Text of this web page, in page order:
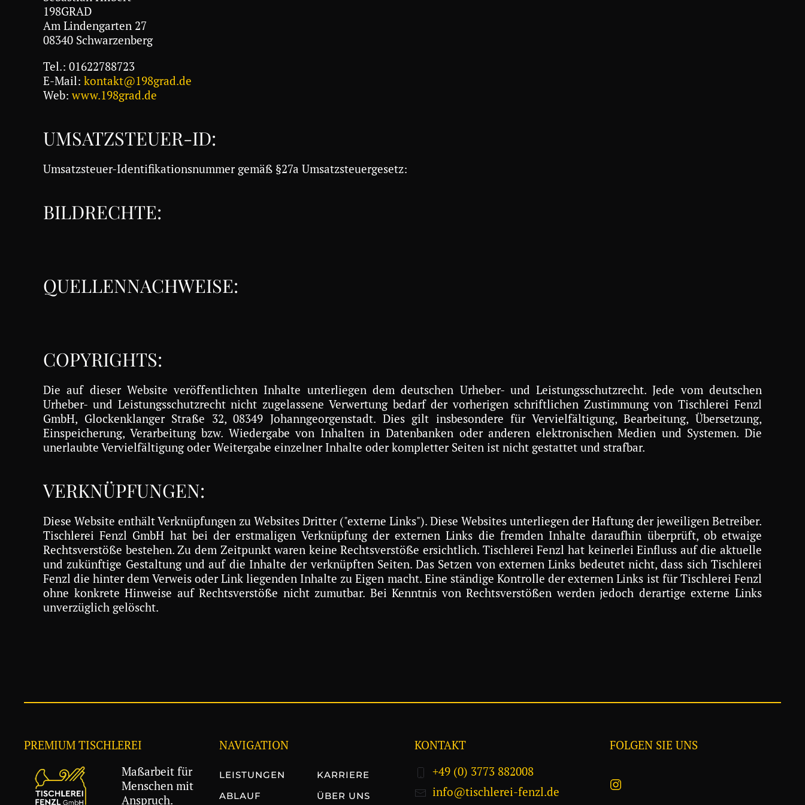
198GRAD
Am Lindengarten 27
08340 Schwarzenberg
Tel.: 01622788723
E-Mail: kontakt@198grad.de
Web:www.198grad.de
UMSATZSTEUER-ID:
Umsatzsteuer-Identifikationsnummer gemäß §27a Umsatzsteuergesetz:
BILDRECHTE:
QUELLENNACHWEISE:
COPYRIGHTS:
Die auf dieser Website veröffentlichten Inhalte unterliegen dem deutschen Urheber- und Leistungsschutzrecht. Jede vom deutschen
Urheber- und Leistungsschutzrecht nicht zugelassene Verwertung bedarf der vorherigen schriftlichen Zustimmung von Tischlerei Fenzl
GmbH, Glockenklanger Straße 32, 08349 Johanngeorgenstadt. Dies gilt insbesondere für Vervielfältigung, Bearbeitung, Übersetzung,
Einspeicherung, Verarbeitung bzw. Wiedergabe von Inhalten in Datenbanken oder anderen elektronischen Medien und Systemen. Die
unerlaubte Vervielfältigung oder Weitergabe einzelner Inhalte oder kompletter Seiten ist nicht gestattet und strafbar.
VERKNÜPFUNGEN:
Diese Website enthält Verknüpfungen zu Websites Dritter ("externe Links"). Diese Websites unterliegen der Haftung der jeweiligen Betreiber.
Tischlerei Fenzl GmbH hat bei der erstmaligen Verknüpfung der externen Links die fremden Inhalte daraufhin überprüft, ob etwaige
Rechtsverstöße bestehen. Zu dem Zeitpunkt waren keine Rechtsverstöße ersichtlich. Tischlerei Fenzl hat keinerlei Einfluss auf die aktuelle
und zukünftige Gestaltung und auf die Inhalte der verknüpften Seiten. Das Setzen von externen Links bedeutet nicht, dass sich Tischlerei
Fenzl die hinter dem Verweis oder Link liegenden Inhalte zu Eigen macht. Eine ständige Kontrolle der externen Links ist für Tischlerei Fenzl
ohne konkrete Hinweise auf Rechtsverstöße nicht zumutbar. Bei Kenntnis von Rechtsverstößen werden jedoch derartige externe Links
unverzüglich gelöscht.
PREMIUM TISCHLEREI
Maßarbeit für
Menschen mit
Anspruch.
NAVIGATION
LEISTUNGEN
ABLAUF
KARRIERE
ÜBER UNS
KONTAKT
+49 (0) 3773 882008
info@tischlerei-fenzl.de
FOLGEN SIE UNS